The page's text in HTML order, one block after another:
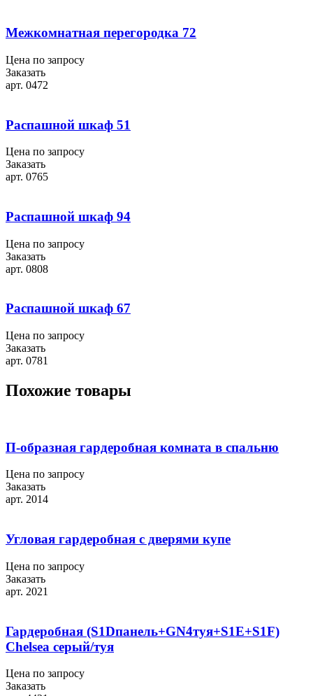
Межкомнатная перегородка 72
Цена по запросу
Заказать
арт. 0472
Распашной шкаф 51
Цена по запросу
Заказать
арт. 0765
Распашной шкаф 94
Цена по запросу
Заказать
арт. 0808
Распашной шкаф 67
Цена по запросу
Заказать
арт. 0781
Похожие товары
П-образная гардеробная комната в спальню
Цена по запросу
Заказать
арт. 2014
Угловая гардеробная с дверями купе
Цена по запросу
Заказать
арт. 2021
Гардеробная (S1Dпанель+GN4туя+S1E+S1F)
Chelsea серый/туя
Цена по запросу
Заказать